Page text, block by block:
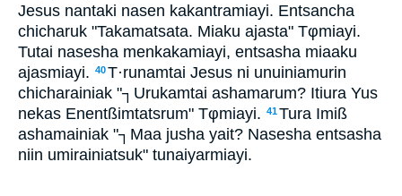
Jesus nantaki nasen kakantramiayi. Entsancha
chicharuk "Takamatsata. Miaku ajasta" Tφmiayi.
Tutai nasesha menkakamiayi, entsasha miaaku
ajasmiayi. 40T·runamtai Jesus ni unuiniamurin
chicharainiak "┐Urukamtai ashamarum? Itiura Yus
nekas Enentßimtatsrum" Tφmiayi. 41Tura Imiß
ashamainiak "┐Maa jusha yait? Nasesha entsasha
niin umirainiatsuk" tunaiyarmiayi.